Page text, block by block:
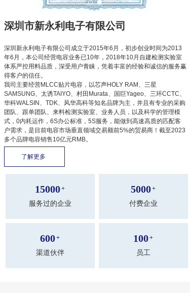
深圳市新永利电子有限公司
深圳新永利电子有限公司成立于2015年6月，初步创业时间为2013
年6月，本公司经营电容业务已10年，2018年10月自建检测实验室
体系严控用料品质，深受用户青睐，凭着丰富的经验和诚信的服务赢
得客户的信任。
我司主要经营MLCC贴片电容，以芯声HOLY RAM、三星
SAMSUNG、太诱TAIYO、村田Murata、国巨Yageo、三环CCTC、
华科WALSIN、TDK、风华高科等知名品牌为主，并且有专业的采购
团队、跟单团队、来料检测实验室、业务人员，以及科学的管理模
式，0内耗运作，6S办公标准，5S服务，能做到高速高质的匹配客
户需求，是目前电容市场垂直领域交易额前5%的贸易商！截至2023
多个品牌电容销售10亿元RMB。
了解更多
15000+
服务过的企业
5000+
付费企业
600+
渠道伙伴
100+
员工